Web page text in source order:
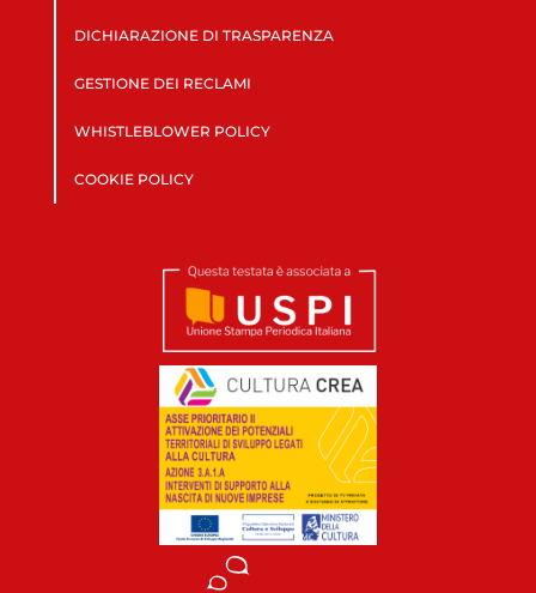
DICHIARAZIONE DI TRASPARENZA
GESTIONE DEI RECLAMI
WHISTLEBLOWER POLICY
COOKIE POLICY